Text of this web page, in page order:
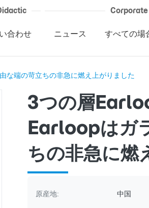
合わせ
Corporate
ニュース すべての場
な端の苛立ちの非急に燃え上がりました
3つの層
Earloopはガ
ちの非急に燃
原産地: 中国